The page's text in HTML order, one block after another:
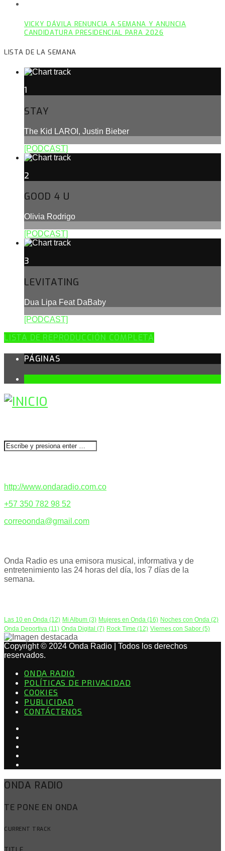
VICKY DÁVILA RENUNCIA A SEMANA Y ANUNCIA
CANDIDATURA PRESIDENCIAL PARA 2026
LISTA DE LA SEMANA
1
STAY
The Kid LAROI, Justin Bieber
[PODCAST]
2
GOOD 4 U
Olivia Rodrigo
[PODCAST]
3
LEVITATING
Dua Lipa Feat DaBaby
[PODCAST]
LISTA DE REPRODUCCIÓN COMPLETA
PÁGINAS
http://www.ondaradio.com.co
+57 350 782 98 52
correoonda@gmail.com
Onda Radio es una emisora musical, informativa y de
entretenimiento las 24 horas del día, los 7 días de la
semana.
Las 10 en Onda (12) Mi Album (3) Mujeres en Onda (16) Noches con Onda (2)
Onda Deportiva (11) Onda Digital (7) Rock Time (12) Viernes con Sabor (5)
Copyright © 2024 Onda Radio | Todos los derechos
reservados.
ONDA RADIO
POLÍTICAS DE PRIVACIDAD
COOKIES
PUBLICIDAD
CONTÁCTENOS
ONDA RADIO
TE PONE EN ONDA
CURRENT TRACK